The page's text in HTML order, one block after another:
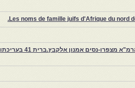
Les noms de famille juifs d'Afrique du nord
צפרו – קהילה יהודית קטנה במרוקו, ויצירת חכמיה חובקת עולם.הרמ"א מצפרו-נסים אמנון אלקבץ.ברית 41 בעריכתו